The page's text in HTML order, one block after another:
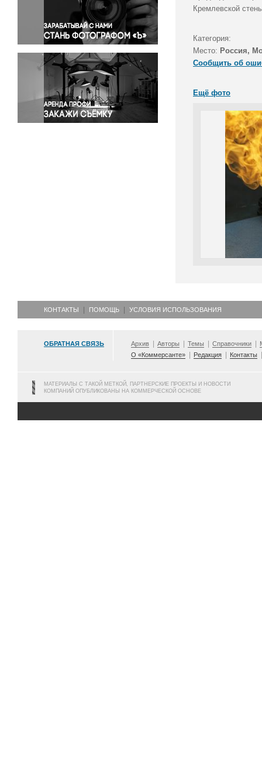
Правосудие
Происшествия и конфликты
Религия
Светская жизнь
Спорт
Экология
Экономика и бизнес
Кремлевской
Категория:
Место: Россия,
Сообщить об
Ещё фото
КОНТАКТЫ ПОМОЩЬ УСЛОВИЯ ИСПОЛЬЗОВАНИЯ
ОБРАТНАЯ СВЯЗЬ Архив Авторы Темы Справочники
О «Коммерсанте»
Редакция Контакты
МАТЕРИАЛЫ С ТАКОЙ МЕТКОЙ, ПАРТНЕРСКИЕ ПРОЕКТЫ И НОВОСТИ
КОМПАНИЙ ОПУБЛИКОВАНЫ НА КОММЕРЧЕСКОЙ ОСНОВЕ